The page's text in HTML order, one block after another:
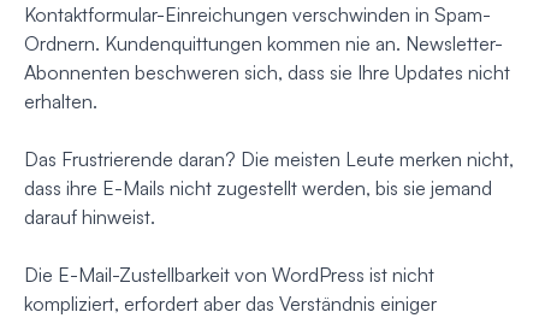
Kontaktformular-Einreichungen verschwinden in Spam-
Ordnern. Kundenquittungen kommen nie an. Newsletter-
Abonnenten beschweren sich, dass sie Ihre Updates nicht
erhalten.
Das Frustrierende daran? Die meisten Leute merken nicht,
dass ihre E-Mails nicht zugestellt werden, bis sie jemand
darauf hinweist.
Die E-Mail-Zustellbarkeit von WordPress ist nicht
kompliziert, erfordert aber das Verständnis einiger